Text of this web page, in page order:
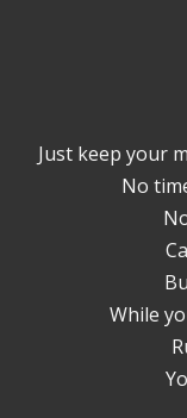
Just keep your
No
While